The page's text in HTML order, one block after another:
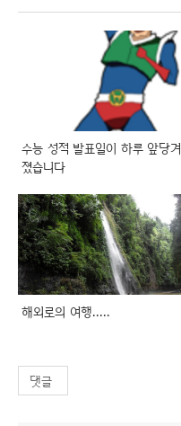
수능 성적 발표일이 하루 앞당겨
졌습니다
해외로의 여행.....
댓글